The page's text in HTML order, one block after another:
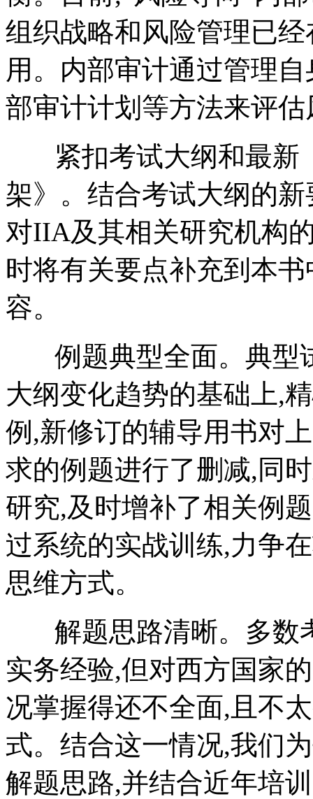
组织战略和风险管理已
用。内部审计通过管理
部审计计划等方法来评
紧扣考试大纲和最新
架》。结合考试大纲的
对IIA及其相关研究机构
时将有关要点补充到本
容。
例题典型全面。典型
大纲变化趋势的基础上,
例,新修订的辅导用书对
求的例题进行了删减,同
研究,及时增补了相关例
过系统的实战训练,力争
思维方式。
解题思路清晰。多数
实务经验,但对西方国家
况掌握得还不全面,且不
式。结合这一情况,我们
解题思路,并结合近年培